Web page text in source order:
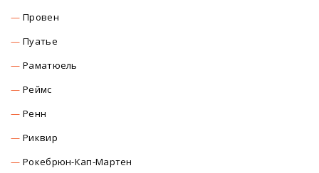
Провен
Пуатье
Раматюель
Реймс
Ренн
Риквир
Рокебрюн-Кап-Мартен